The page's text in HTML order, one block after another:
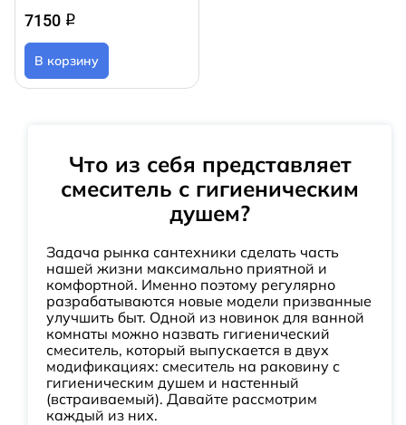
7150 q
В корзину
Что из себя представляет
смеситель с гигиеническим
душем?
Задача рынка сантехники сделать часть
нашей жизни максимально приятной и
комфортной. Именно поэтому регулярно
разрабатываются новые модели призванные
улучшить быт. Одной из новинок для ванной
комнаты можно назвать гигиенический
смеситель, который выпускается в двух
модификациях: смеситель на раковину с
гигиеническим душем и настенный
(встраиваемый). Давайте рассмотрим
каждый из них.